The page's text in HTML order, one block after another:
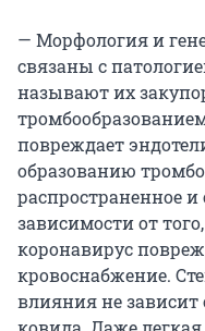
— Морфология и
связаны с
называют их
повреждает
образованию
распространенное и
зависимости от
коронавирус
кровоснабжение.
влияния не зависит